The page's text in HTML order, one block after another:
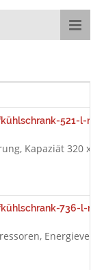
521-l-
Kapaziät 320 x
736-l-